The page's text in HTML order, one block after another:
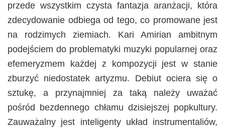
przede wszystkim czysta fantazja aranżacji, która
zdecydowanie odbiega od tego, co promowane jest
na rodzimych ziemiach. Kari Amirian ambitnym
podejściem do problematyki muzyki popularnej oraz
efemeryzmem każdej z kompozycji jest w stanie
zburzyć niedostatek artyzmu. Debiut ociera się o
sztukę, a przynajmniej za taką należy uważać
pośród bezdennego chłamu dzisiejszej popkultury.
Zauważalny jest inteligenty układ instrumentaliów,